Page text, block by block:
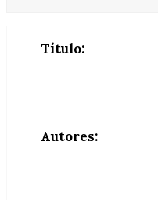
Título:
Autores: